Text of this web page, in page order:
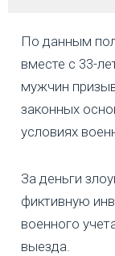
По данным
вместе с 33-
мужчин
законных
условиях
За деньги
фиктивную
военного
выезда.